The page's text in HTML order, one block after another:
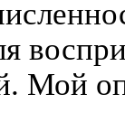
Мой